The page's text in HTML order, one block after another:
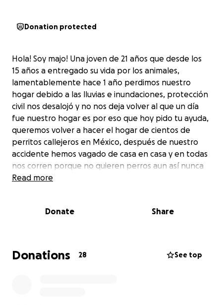
Donation protected
Hola! Soy majo! Una joven de 21 años que desde los
15 años a entregado su vida por los animales,
lamentablemente hace 1 año perdimos nuestro
hogar debido a las lluvias e inundaciones, protección
civil nos desalojó y no nos deja volver al que un día
fue nuestro hogar es por eso que hoy pido tu ayuda,
queremos volver a hacer el hogar de cientos de
perritos callejeros en México, después de nuestro
accidente hemos vagado de casa en casa y en todas
nos corren porque no quieren perros aun así nunca
dejo de ayudar ni de rescatar a los más indefensos,
este sueño, a volverlo a renacer y más fuerte!
“lacasadetodosmx” gracias por leerme ♥️
Read more
Donate Share
Donations 28 See top